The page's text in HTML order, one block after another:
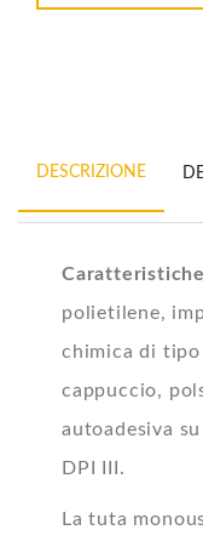
DESCRIZIONE
polietilene,
chimica di tipo
cappuccio,
autoadesiva
DPI III.
La tuta